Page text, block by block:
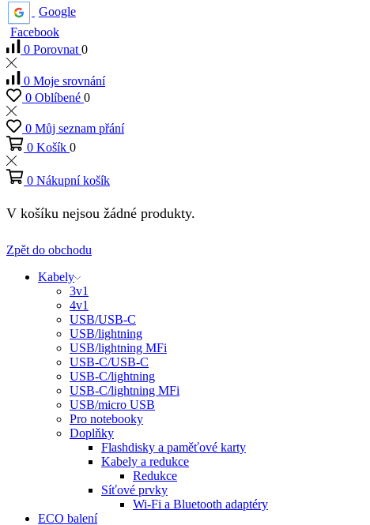
Google
Facebook
0 Porovnat 0
0 Moje srovnání
0 Oblíbené 0
0 Můj seznam přání
0 Košík 0
0 Nákupní košík
V košíku nejsou žádné produkty.
Zpět do obchodu
Kabely
3v1
4v1
USB/USB-C
USB/lightning
USB/lightning MFi
USB-C/USB-C
USB-C/lightning
USB-C/lightning MFi
USB/micro USB
Pro notebooky
Doplňky
Flashdisky a paměťové karty
Kabely a redukce
Redukce
Síťové prvky
Wi-Fi a Bluetooth adaptéry
ECO balení